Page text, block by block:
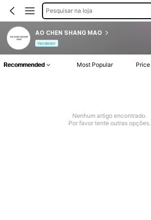
Pesquisar na loja
AO CHEN SHANG MAO
Vendedor
Recommended Most Popular Price
Nenhum artigo encontrado.
Por favor tente outras opções.